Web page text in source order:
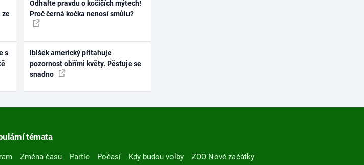
ze
s
Odhalte pravdu o kočičích mýtech!
Proč černá kočka nenosí smůlu?
Ibišek americký přitahuje
pozornost obřími květy. Pěstuje se
snadno
témata
Změna času Partie Počasí Kdy budou volby
ZOO Nové začátky